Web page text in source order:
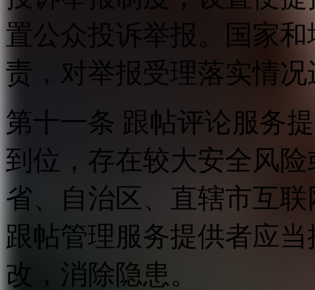
置公众投诉举报。国家
责，对举报受理落实情
第十一条 跟帖评论服务
到位，存在较大安全风
省、自治区、直辖市互
跟帖管理服务提供者应
改，消除隐患。